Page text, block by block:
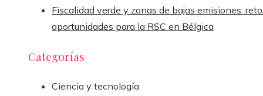
Fiscalidad verde y zonas de bajas emisiones:
oportunidades para la RSC en Bélgica
Categorías
Ciencia y tecnología